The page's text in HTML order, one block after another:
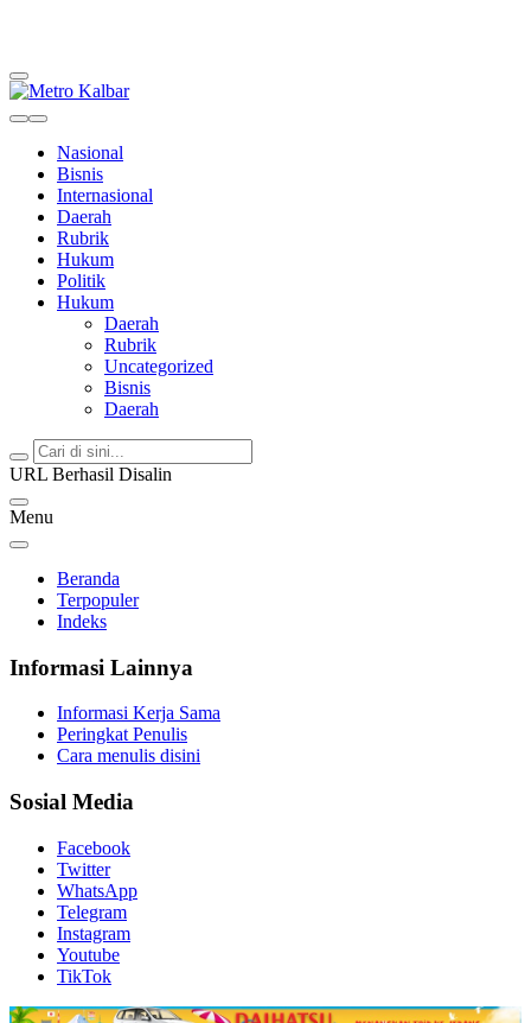
Nasional
Bisnis
Internasional
Daerah
Rubrik
Hukum
Politik
Hukum
Daerah
Rubrik
Uncategorized
Bisnis
Daerah
URL Berhasil Disalin
Menu
Beranda
Terpopuler
Indeks
Informasi Lainnya
Informasi Kerja Sama
Peringkat Penulis
Cara menulis disini
Sosial Media
Facebook
Twitter
WhatsApp
Telegram
Instagram
Youtube
TikTok